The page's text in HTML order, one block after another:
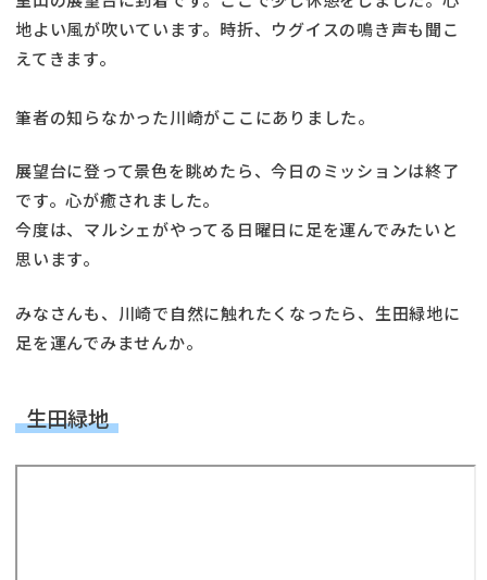
地よい風が吹いています。時折、ウグイスの鳴き声も聞こ
えてきます。
筆者の知らなかった川崎がここにありました。
展望台に登って景色を眺めたら、今日のミッションは終了
です。心が癒されました。
今度は、マルシェがやってる日曜日に足を運んでみたいと
思います。
みなさんも、川崎で自然に触れたくなったら、生田緑地に
足を運んでみませんか。
生田緑地